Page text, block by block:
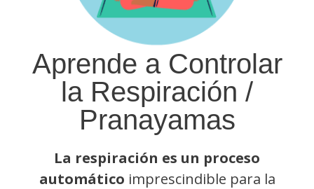
Aprende a Controlar
la Respiración /
Pranayamas
La respiración es un proceso
automático imprescindible para la